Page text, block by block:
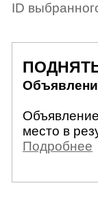
ID
место в
Подробнее